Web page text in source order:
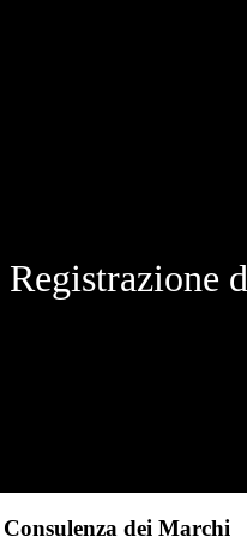
Registrazione
Consulenza dei Marchi